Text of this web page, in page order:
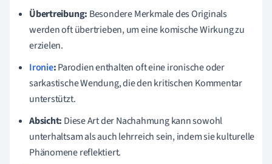
Übertreibung: Besondere Merkmale des Originals
werden oft übertrieben, um eine komische Wirkung zu
erzielen.
Ironie:Parodien enthalten oft eine ironische oder
sarkastische Wendung, die den kritischen Kommentar
unterstützt.
Absicht: Diese Art der Nachahmung kann sowohl
unterhaltsam als auch lehrreich sein, indem sie kulturelle
Phänomene reflektiert.